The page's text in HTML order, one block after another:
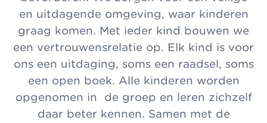
en uitdagende omgeving, waar kinderen
graag komen. Met ieder kind bouwen we
een vertrouwensrelatie op. Elk kind is voor
ons een uitdaging, soms een raadsel, soms
een open boek. Alle kinderen worden
opgenomen in de groep en leren zichzelf
daar beter kennen. Samen met de